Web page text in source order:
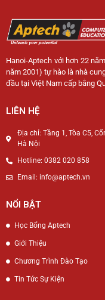
Hanoi-Aptech với hơn 22
năm 2001) tự hào là nhà
đầu tại Việt Nam cấp bằng
LIÊN HỆ
Địa chỉ: Tầng 1, Tòa C5,
Hà Nội
Hotline: 0382 020 858
Email: info@aptech.vn
NỔI BẬT
Học Bổng Aptech
Giới Thiệu
Chương Trình Đào Tạo
Tin Tức Sự Kiện